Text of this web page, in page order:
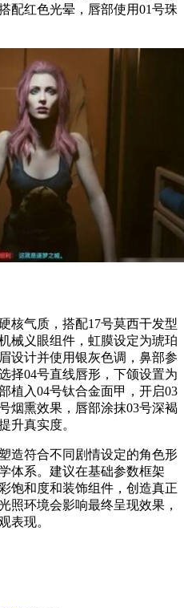
配红色光晕，唇部使用01号珠
核气质，搭配17号莫西干发型
械义眼组件，虹膜设定为琥珀
设计并使用银灰色调，鼻部参
择04号直线唇形，下颌设置为
植入04号钛合金面甲，开启03
烟熏效果，唇部涂抹03号深褐
升真实度。
造符合不同剧情设定的角色形
体系。建议在基础参数框架
饱和度和装饰组件，创造真正
照环境会影响最终呈现效果，
表现。